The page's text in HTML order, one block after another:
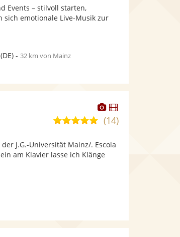
Sternen
Events – stilvoll starten,
sich emotionale Live-Musik zur
(DE)- 32 km von Mainz
Dieser
Künstler
stellt
Fotos
bereit.
Dieser
Künstler
5,0
5
Sternen
(14)
J.G.-Universität Mainz/. Escola
am Klavier lasse ich Klänge